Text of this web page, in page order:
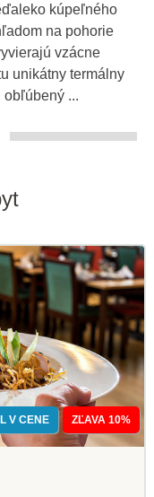
kúpeľného
na pohorie
vzácne
unikátny termálny
obľúbený ...
V CENE ZĽAVA 10%